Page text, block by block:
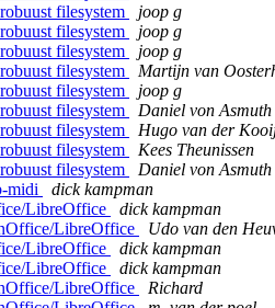
filesystem
joop g
filesystem
joop g
filesystem
joop g
filesystem
Martijn van
filesystem
joop g
filesystem
Daniel von Asmuth
filesystem
Hugo van der
filesystem
Kees Theunissen
filesystem
Daniel von Asmuth
midi
dick kampman
LibreOffice
dick kampman
LibreOffice
Udo van den
LibreOffice
dick kampman
LibreOffice
dick kampman
LibreOffice
Richard